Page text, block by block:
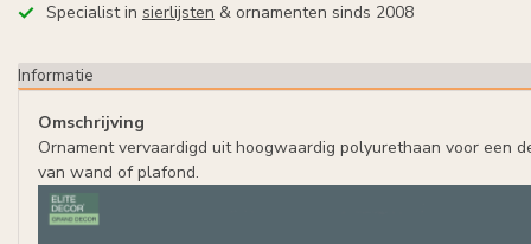
Specialist in sierlijsten & ornamenten sinds 2008
Informatie
Omschrijving
Ornament vervaardigd uit hoogwaardig polyurethaan voor een
van wand of plafond.